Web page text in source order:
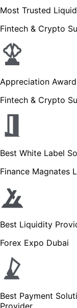
Most Trusted
Fintech & Crypto
Appreciation
Fintech & Crypto
Best White Label
Finance Magnates
Best Liquidity
Forex Expo Dubai
Best Payment
Provider